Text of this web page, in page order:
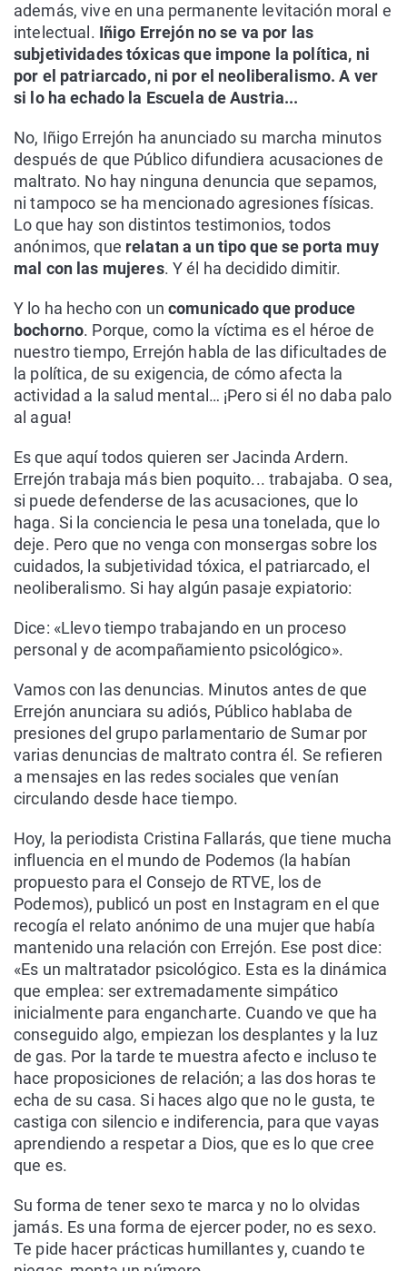
además, vive en una permanente levitación moral e
intelectual. Iñigo Errejón no se va por las
subjetividades tóxicas que impone la política, ni
por el patriarcado, ni por el neoliberalismo. A ver
si lo ha echado la Escuela de Austria...
No, Iñigo Errejón ha anunciado su marcha minutos
después de que Público difundiera acusaciones de
maltrato. No hay ninguna denuncia que sepamos,
ni tampoco se ha mencionado agresiones físicas.
Lo que hay son distintos testimonios, todos
anónimos, que relatan a un tipo que se porta muy
mal con las mujeres. Y él ha decidido dimitir.
Y lo ha hecho con un comunicado que produce
bochorno. Porque, como la víctima es el héroe de
nuestro tiempo, Errejón habla de las dificultades de
la política, de su exigencia, de cómo afecta la
actividad a la salud mental… ¡Pero si él no daba palo
al agua!
Es que aquí todos quieren ser Jacinda Ardern.
Errejón trabaja más bien poquito... trabajaba. O sea,
si puede defenderse de las acusaciones, que lo
haga. Si la conciencia le pesa una tonelada, que lo
deje. Pero que no venga con monsergas sobre los
cuidados, la subjetividad tóxica, el patriarcado, el
neoliberalismo. Si hay algún pasaje expiatorio:
Dice: «Llevo tiempo trabajando en un proceso
personal y de acompañamiento psicológico».
Vamos con las denuncias. Minutos antes de que
Errejón anunciara su adiós, Público hablaba de
presiones del grupo parlamentario de Sumar por
varias denuncias de maltrato contra él. Se refieren
a mensajes en las redes sociales que venían
circulando desde hace tiempo.
Hoy, la periodista Cristina Fallarás, que tiene mucha
influencia en el mundo de Podemos (la habían
propuesto para el Consejo de RTVE, los de
Podemos), publicó un post en Instagram en el que
recogía el relato anónimo de una mujer que había
mantenido una relación con Errejón. Ese post dice:
«Es un maltratador psicológico. Esta es la dinámica
que emplea: ser extremadamente simpático
inicialmente para engancharte. Cuando ve que ha
conseguido algo, empiezan los desplantes y la luz
de gas. Por la tarde te muestra afecto e incluso te
hace proposiciones de relación; a las dos horas te
echa de su casa. Si haces algo que no le gusta, te
castiga con silencio e indiferencia, para que vayas
aprendiendo a respetar a Dios, que es lo que cree
que es.
Su forma de tener sexo te marca y no lo olvidas
jamás. Es una forma de ejercer poder, no es sexo.
Te pide hacer prácticas humillantes y, cuando te